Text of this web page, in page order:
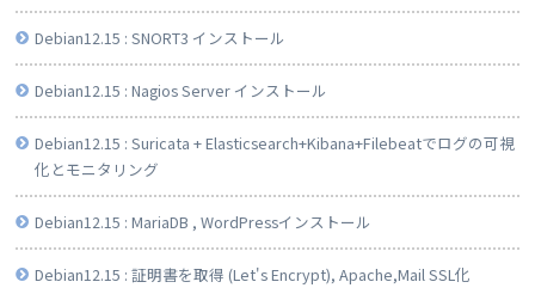
Debian12.15 : SNORT3 インストール
Debian12.15 : Nagios Server インストール
Debian12.15 : Suricata + Elasticsearch+Kibana+Filebeatでログの可視
化とモニタリング
Debian12.15 : MariaDB , WordPressインストール
Debian12.15 : 証明書を取得 (Let's Encrypt), Apache,Mail SSL化